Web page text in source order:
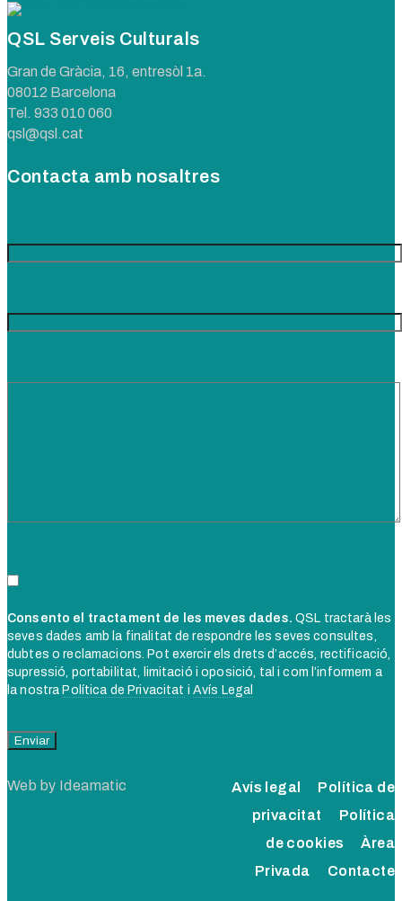
QSL Serveis Culturals
Gran de Gràcia, 16, entresòl 1a.
08012 Barcelona
Tel.933 010 060
qsl@qsl.cat
Contacta amb nosaltres
Consento el tractament de les meves dades. QSL tractarà les
seves dades amb la finalitat de respondre les seves consultes,
dubtes o reclamacions. Pot exercir els drets d’accés, rectificació,
supressió, portabilitat, limitació i oposició, tal i com l’informem a
la nostra Política de Privacitat i Avís Legal
Web by Ideamatic Avís legal
Política de
privacitat
Política
de cookies
Àrea
Privada
Contacte